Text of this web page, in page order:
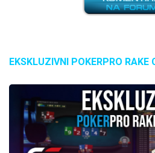
EKSKLUZIVNI POKERPRO RAKE